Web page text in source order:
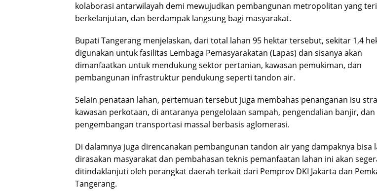
kolaborasi antarwilayah demi mewujudkan pembangunan metropolitan yang
berkelanjutan, dan berdampak langsung bagi masyarakat.
Bupati Tangerang menjelaskan, dari total lahan 95 hektar tersebut, sekitar 1,4
digunakan untuk fasilitas Lembaga Pemasyarakatan (Lapas) dan sisanya akan
dimanfaatkan untuk mendukung sektor pertanian, kawasan pemukiman, dan
pembangunan infrastruktur pendukung seperti tandon air.
Selain penataan lahan, pertemuan tersebut juga membahas penanganan isu
kawasan perkotaan, di antaranya pengelolaan sampah, pengendalian banjir, dan
pengembangan transportasi massal berbasis aglomerasi.
Di dalamnya juga direncanakan pembangunan tandon air yang dampaknya bisa
dirasakan masyarakat dan pembahasan teknis pemanfaatan lahan ini akan
ditindaklanjuti oleh perangkat daerah terkait dari Pemprov DKI Jakarta dan
Tangerang.